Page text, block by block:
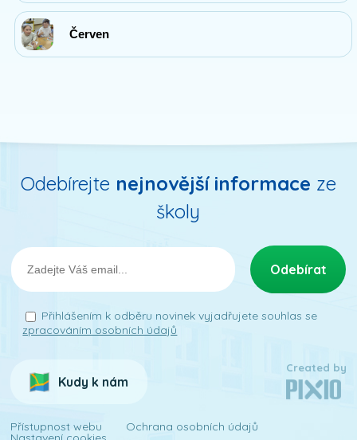
Červen
Odebírejte nejnovější informace ze
školy
Přihlášením k odběru novinek vyjadřujete souhlas se
zpracováním osobních údajů
Kudy k nám
Created by
Přístupnost webu Ochrana osobních údajů